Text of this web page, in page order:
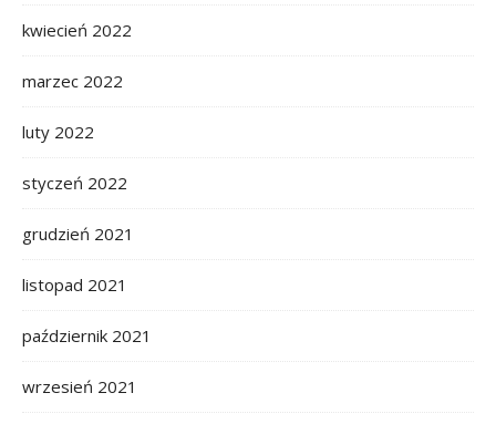
kwiecień 2022
marzec 2022
luty 2022
styczeń 2022
grudzień 2021
listopad 2021
październik 2021
wrzesień 2021